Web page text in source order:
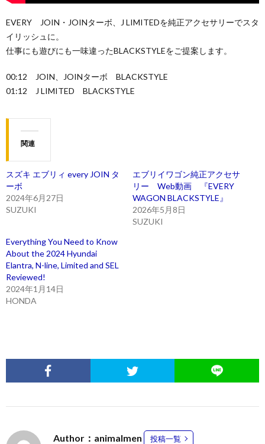
EVERY JOIN・JOINターボ、J LIMITEDを純正アクセサリーでスタ
イリッシュに。
仕事にも遊びにも一味違ったBLACKSTYLEをご提案します。
00:12 JOIN、JOINターボ BLACKSTYLE
01:12 J LIMITED BLACKSTYLE
関連
スズキ エブリィ every JOIN タ
ーボ
2024年6月27日
SUZUKI
エブリイワゴン純正アクセサ
リー Web動画 『EVERY
WAGON BLACKSTYLE』
2026年5月8日
SUZUKI
Everything You Need to Know
About the 2024 Hyundai
Elantra, N-line, Limited and SEL
Reviewed!
2024年1月14日
HONDA
Author：animalmen 投稿一覧